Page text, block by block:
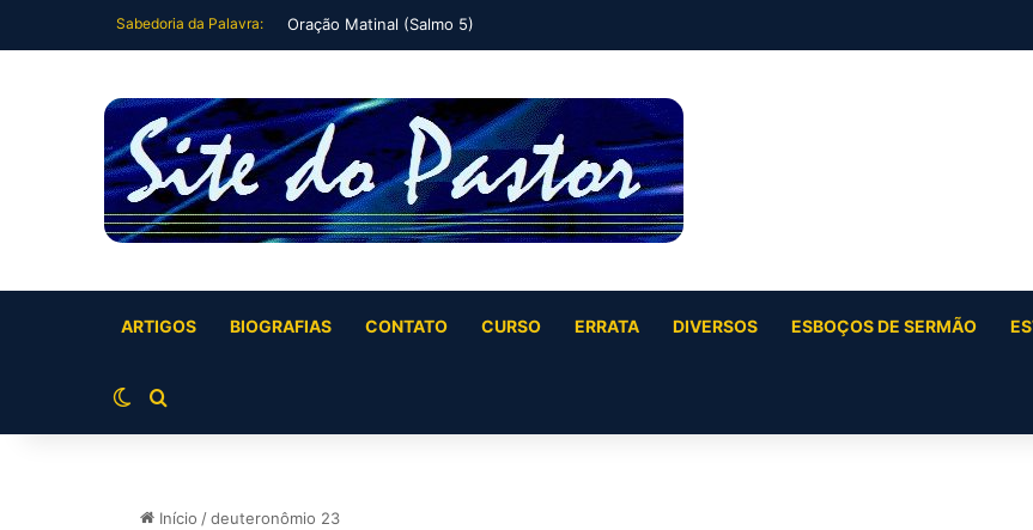
Sabedoria da Palavra: Oração Matinal (Salmo 5)
ARTIGOS BIOGRAFIAS CONTATO CURSO ERRATA DIVERSOS ESBOÇOS DE SERMÃO
Switch skin
Buscar por
Início /deuteronômio 23